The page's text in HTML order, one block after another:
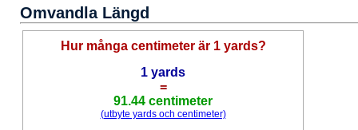
Omvandla Längd
Hur många centimeter är 1 yards?
1 yards
=
91.44 centimeter
(utbyte yards och centimeter)